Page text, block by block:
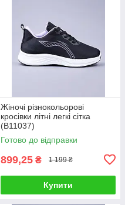
Жіночі різнокольорові
кросівки літні легкі сітка
(B11037)
Готово до відправки
899,25 ₴ 1 199 ₴
Купити